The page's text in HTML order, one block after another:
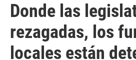
Donde las
rezagadas, los
locales están